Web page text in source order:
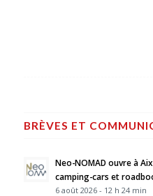
BRÈVES ET
Neo-NOMAD ouvre à
camping-cars et
6 août 2026 - 12 h 24 min